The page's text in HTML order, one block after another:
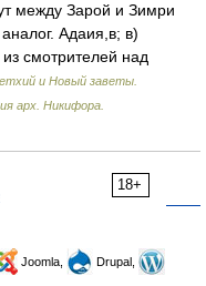
между Зарой и Зимри
Адаия,в; в)
смотрителей над
и Новый заветы.
арх. Никифора.
18+
Joomla,
Drupal,